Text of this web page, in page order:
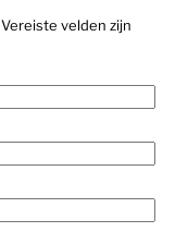
Vereiste velden zijn